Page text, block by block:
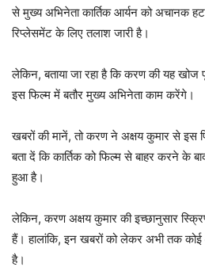
से मुख्य अभिनेता कार्तिक आर्यन को अचानक
रिप्लेसमेंट के लिए तलाश जारी है।
लेकिन, बताया जा रहा है कि करण की यह खोज
इस फिल्म में बतौर मुख्य अभिनेता काम करेंगे।
खबरों की मानें, तो करण ने अक्षय कुमार से
बता दें कि कार्तिक को फिल्म से बाहर करने के
हुआ है।
लेकिन, करण अक्षय कुमार की इच्छानुसार
हैं। हालांकि, इन खबरों को लेकर अभी तक कोई
है।